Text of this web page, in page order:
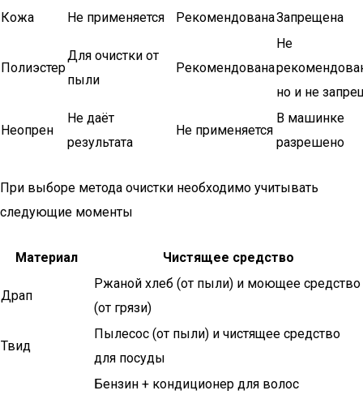
Кожа Не применяется РекомендованаЗапрещена
Полиэстер
Для очистки от
пыли
Рекомендована
Не
но и не
Неопрен
Не даёт
результата
Не применяется
В машинке
разрешено
При выборе метода очистки необходимо учитывать
следующие моменты
Материал Чистящее средство
Драп
Ржаной хлеб (от пыли) и моющее средство
(от грязи)
Твид
Пылесос (от пыли) и чистящее средство
для посуды
Бензин + кондиционер для волос